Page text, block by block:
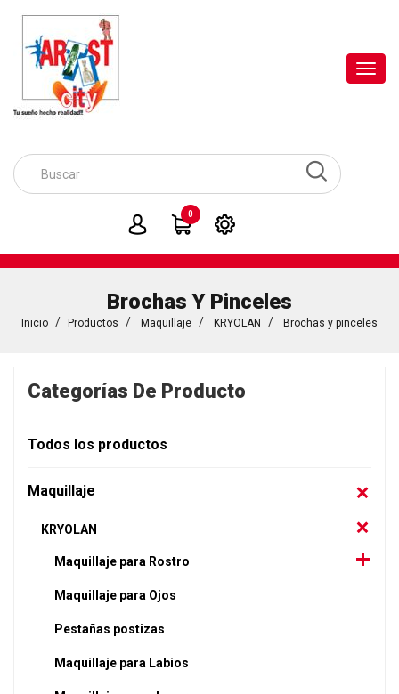
0
Brochas Y Pinceles
Inicio Productos Maquillaje KRYOLAN Brochas y pinceles
Categorías De Producto
Todos los productos
Maquillaje
KRYOLAN
Maquillaje para Rostro
Maquillaje para Ojos
Pestañas postizas
Maquillaje para Labios